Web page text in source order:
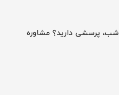
شنبه تا پنج شنبه 10 صبح تا 9 شب، پرسشی دارید؟ مشاوره